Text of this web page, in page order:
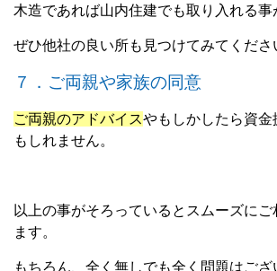
木造であれば山内住建でも取り入れる事
ぜひ他社の良い所も見つけてみてくださ
７．ご両親や家族の同意
ご両親のアドバイスやもしかしたら資
もしれません。
以上の事がそろっているとスムーズにご
ます。
もちろん、全く無しでも全く問題はご